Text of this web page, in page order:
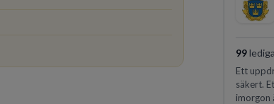
99
Ett
säkert.
imorgon